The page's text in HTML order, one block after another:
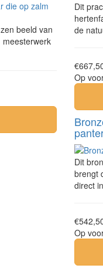
beeld van
meesterwerk
Dit
de
Op
Dit
brengt
direct
Op